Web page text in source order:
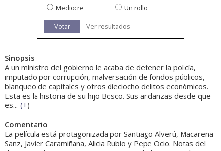
Mediocre
Un rollo
Votar Ver resultados
Sinopsis
A un ministro del gobierno le acaba de detener la policía,
imputado por corrupción, malversación de fondos públicos,
blanqueo de capitales y otros dieciocho delitos económicos.
Esta es la historia de su hijo Bosco. Sus andanzas desde que
es... (+)
Comentario
La película está protagonizada por Santiago Alverú, Macarena
Sanz, Javier Caramiñana, Alicia Rubio y Pepe Ocio. Notas del